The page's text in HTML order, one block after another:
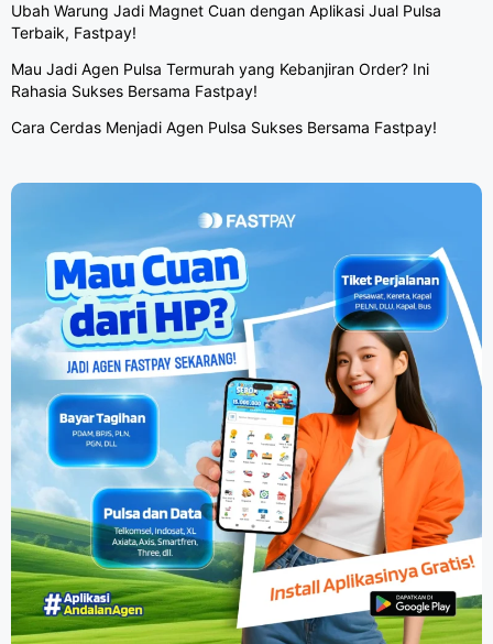
Ubah Warung Jadi Magnet Cuan dengan Aplikasi Jual Pulsa
Terbaik, Fastpay!
Mau Jadi Agen Pulsa Termurah yang Kebanjiran Order? Ini
Rahasia Sukses Bersama Fastpay!
Cara Cerdas Menjadi Agen Pulsa Sukses Bersama Fastpay!